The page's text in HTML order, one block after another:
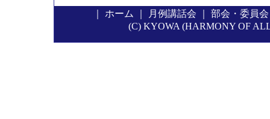
ホーム 月例講話会 部会・委員会
(C) KYOWA (HARMONY OF